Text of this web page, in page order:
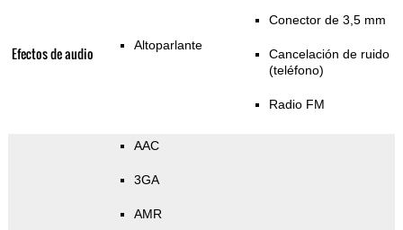
Efectos de audio Altoparlante
Conector de 3,5 mm
Cancelación de ruido
(teléfono)
Radio FM
AAC
3GA
AMR